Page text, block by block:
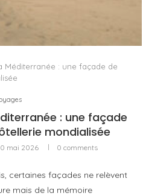
MASCULINE
Méditerranée : une façade de
: une façade
mondialisée
mai 2026 0 comments
certaines façades ne relèvent
mais de la mémoire